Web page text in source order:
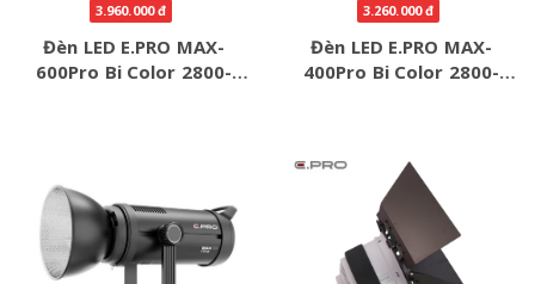
3.960.000 đ
Đèn LED E.PRO MAX-
600Pro Bi Color 2800-
3.260.000 đ
Đèn LED E.PRO MAX-
400Pro Bi Color 2800-